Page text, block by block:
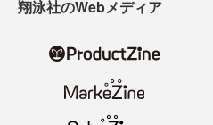
翔泳社のWebメディア